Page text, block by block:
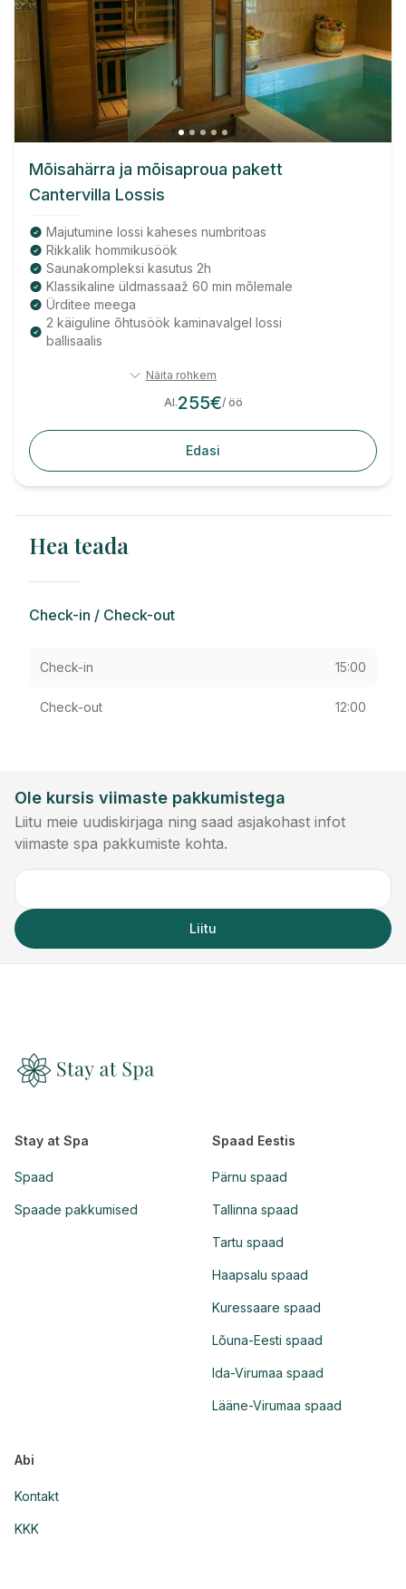
Mõisahärra ja mõisaproua pakett
Cantervilla Lossis
Majutumine lossi kaheses numbritoas
Rikkalik hommikusöök
Saunakompleksi kasutus 2h
Klassikaline üldmassaaž 60 min mõlemale
Ürditee meega
2 käiguline õhtusöök kaminavalgel lossi
ballisaalis
Näita rohkem
Al.255€/ öö
Edasi
Hea teada
Check-in / Check-out
Check-in 15:00
Check-out 12:00
Ole kursis viimaste pakkumistega
Liitu meie uudiskirjaga ning saad asjakohast infot
viimaste spa pakkumiste kohta.
Liitu
Stay at Spa
Spaad
Spaade pakkumised
Spaad Eestis
Pärnu spaad
Tallinna spaad
Tartu spaad
Haapsalu spaad
Kuressaare spaad
Lõuna-Eesti spaad
Ida-Virumaa spaad
Lääne-Virumaa spaad
Abi
Kontakt
KKK